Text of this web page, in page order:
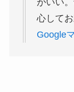
がいい
心して
Google